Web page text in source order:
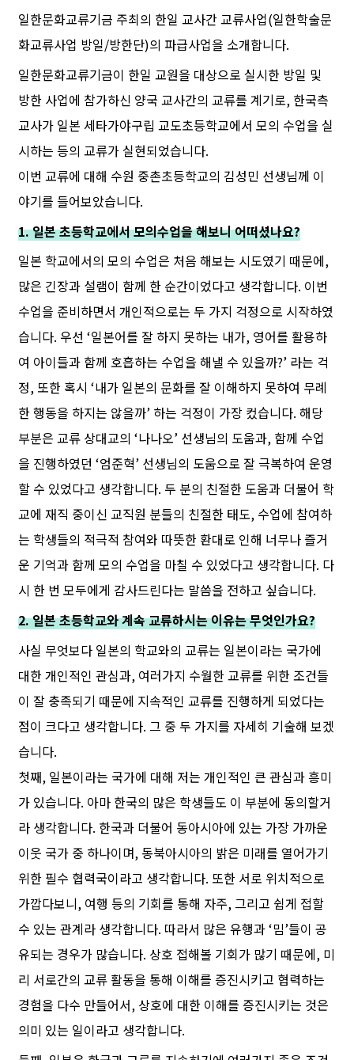
일한문화교류기금 주최의 한일 교사간 교류사업(일한학술문
화교류사업 방일/방한단)의 파급사업을 소개합니다.
일한문화교류기금이 한일 교원을 대상으로 실시한 방일 및
방한 사업에 참가하신 양국 교사간의 교류를 계기로, 한국측
교사가 일본 세타가야구립 교도초등학교에서 모의 수업을 실
시하는 등의 교류가 실현되었습니다.
이번 교류에 대해 수원 중촌초등학교의 김성민 선생님께 이
야기를 들어보았습니다.
1. 일본 초등학교에서 모의수업을 해보니 어떠셨나요?
일본 학교에서의 모의 수업은 처음 해보는 시도였기 때문에,
많은 긴장과 설램이 함께 한 순간이었다고 생각합니다. 이번
수업을 준비하면서 개인적으로는 두 가지 걱정으로 시작하였
습니다. 우선 ‘일본어를 잘 하지 못하는 내가, 영어를 활용하
여 아이들과 함께 호흡하는 수업을 해낼 수 있을까?’ 라는 걱
정, 또한 혹시 ‘내가 일본의 문화를 잘 이해하지 못하여 무례
한 행동을 하지는 않을까’ 하는 걱정이 가장 컸습니다. 해당
부분은 교류 상대교의 ‘나나오’ 선생님의 도움과, 함께 수업
을 진행하였던 ‘엄준혁’ 선생님의 도움으로 잘 극복하여 운영
할 수 있었다고 생각합니다. 두 분의 친절한 도움과 더불어 학
교에 재직 중이신 교직원 분들의 친절한 태도, 수업에 참여하
는 학생들의 적극적 참여와 따뜻한 환대로 인해 너무나 즐거
운 기억과 함께 모의 수업을 마칠 수 있었다고 생각합니다. 다
시 한 번 모두에게 감사드린다는 말씀을 전하고 싶습니다.
2. 일본 초등학교와 계속 교류하시는 이유는 무엇인가요?
사실 무엇보다 일본의 학교와의 교류는 일본이라는 국가에
대한 개인적인 관심과, 여러가지 수월한 교류를 위한 조건들
이 잘 충족되기 때문에 지속적인 교류를 진행하게 되었다는
점이 크다고 생각합니다. 그 중 두 가지를 자세히 기술해 보겠
습니다.
첫째, 일본이라는 국가에 대해 저는 개인적인 큰 관심과 흥미
가 있습니다. 아마 한국의 많은 학생들도 이 부분에 동의할거
라 생각합니다. 한국과 더불어 동아시아에 있는 가장 가까운
이웃 국가 중 하나이며, 동북아시아의 밝은 미래를 열어가기
위한 필수 협력국이라고 생각합니다. 또한 서로 위치적으로
가깝다보니, 여행 등의 기회를 통해 자주, 그리고 쉽게 접할
수 있는 관계라 생각합니다. 따라서 많은 유행과 ‘밈’들이 공
유되는 경우가 많습니다. 상호 접해볼 기회가 많기 때문에, 미
리 서로간의 교류 활동을 통해 이해를 증진시키고 협력하는
경험을 다수 만들어서, 상호에 대한 이해를 증진시키는 것은
의미 있는 일이라고 생각합니다.